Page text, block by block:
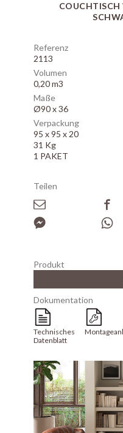
COUCHTISCH
Referenz
2113
Volumen
0,20 m3
Maße
Ø90 x 36
Verpackung
95 x 95 x 20
31 Kg
1 PAKET
Teilen
Produkt
Dokumentation
Technisches
Datenblatt
Array